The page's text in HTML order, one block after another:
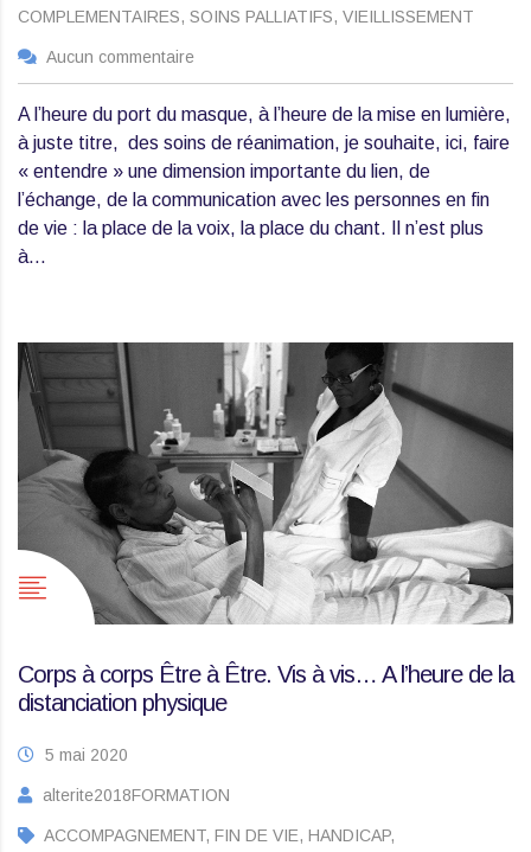
COMPLEMENTAIRES, SOINS PALLIATIFS, VIEILLISSEMENT
Aucun commentaire
A l’heure du port du masque, à l’heure de la mise en lumière,
à juste titre, des soins de réanimation, je souhaite, ici, faire
« entendre » une dimension importante du lien, de
l’échange, de la communication avec les personnes en fin
de vie : la place de la voix, la place du chant. Il n’est plus
à…
Corps à corps Être à Être. Vis à vis… A l’heure de la
distanciation physique
5 mai 2020
alterite2018FORMATION
ACCOMPAGNEMENT, FIN DE VIE, HANDICAP,